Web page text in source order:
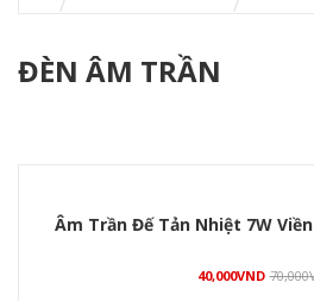
ĐÈN ÂM TRẦN
Âm Trần Đế Tản Nhiệt 7W
40,000VND 70,000